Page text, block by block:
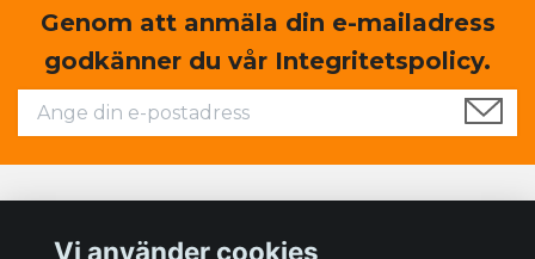
Genom att anmäla din e-mailadress
godkänner du vår Integritetspolicy.
Vi använder cookies